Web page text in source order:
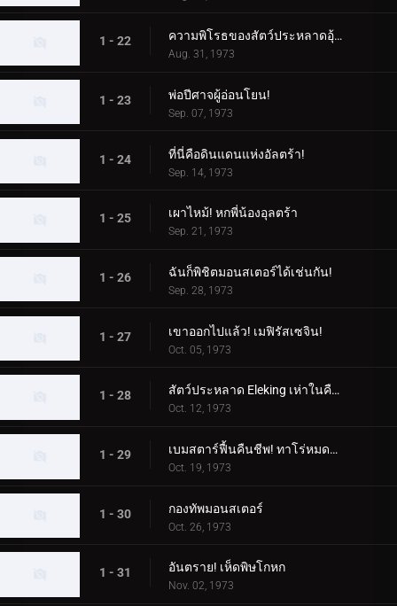
1 - 22 ความพิโรธของสัตว์ประหลาดอุ้มเด็ก!
Aug. 31, 1973
1 - 23 พ่อปีศาจผู้อ่อนโยน!
Sep. 07, 1973
1 - 24 ที่นี่คือดินแดนแห่งอัลตร้า!
Sep. 14, 1973
1 - 25 เผาไหม้! หกพี่น้องอุลตร้า
Sep. 21, 1973
1 - 26 ฉันก็พิชิตมอนสเตอร์ได้เช่นกัน!
Sep. 28, 1973
1 - 27 เขาออกไปแล้ว! เมฟิรัสเซจิน!
Oct. 05, 1973
1 - 28 สัตว์ประหลาด Eleking เห่าในคืนพระจันทร์เต็มดวง!
Oct. 12, 1973
1 - 29 เบมสตาร์ฟื้นคืนชีพ! ทาโร่หมดอายุแน่นอน!
Oct. 19, 1973
1 - 30 กองทัพมอนสเตอร์
Oct. 26, 1973
1 - 31 อันตราย! เห็ดพิษโกหก
Nov. 02, 1973